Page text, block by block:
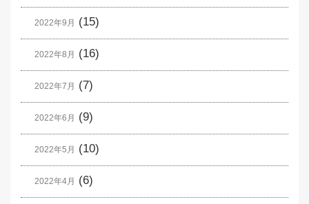
2022年9月 (15)
2022年8月 (16)
2022年7月 (7)
2022年6月 (9)
2022年5月 (10)
2022年4月 (6)